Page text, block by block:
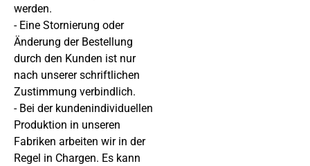
werden.
- Eine Stornierung oder
Änderung der Bestellung
durch den Kunden ist nur
nach unserer schriftlichen
Zustimmung verbindlich.
- Bei der kundenindividuellen
Produktion in unseren
Fabriken arbeiten wir in der
Regel in Chargen. Es kann